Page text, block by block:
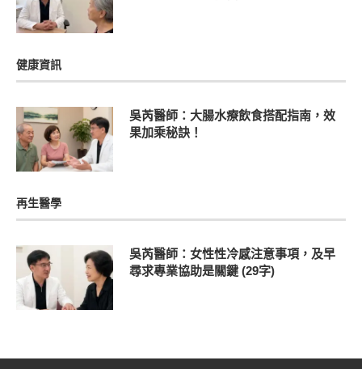
健康資訊
吳芮醫師：大腸水療飲食搭配指南，效
果加乘秘訣！
再生醫學
吳芮醫師：女性性冷感注意事項，及早
尋求專業協助是關鍵 (29字)